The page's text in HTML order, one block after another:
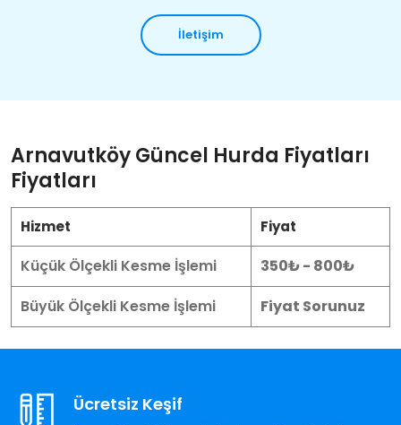
İletişim
Arnavutköy Güncel Hurda Fiyatları
Fiyatları
Hizmet Fiyat
Küçük Ölçekli Kesme İşlemi
350₺ - 800₺
Büyük Ölçekli Kesme İşlemi
Fiyat Sorunuz
Ücretsiz Keşif